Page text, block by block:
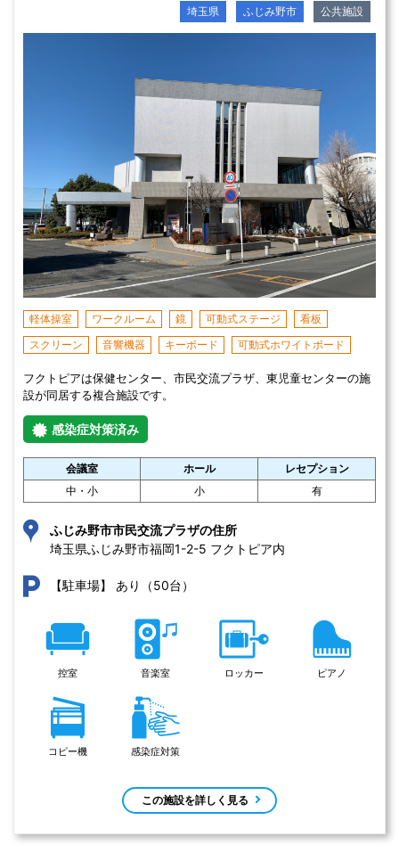
埼玉県 ふじみ野市 公共施設
軽体操室 ワークルーム 鏡 可動式ステージ
看板
スクリーン
音響機器 キーボード 可動式ホワイトボード
フクトピアは保健センター、市民交流プラザ、東児童センターの施
設が同居する複合施設です。
感染症対策済み
会議室 ホール
レセプション
中・小
小 有
ふじみ野市市民交流プラザの住所
埼玉県ふじみ野市福岡1-2-5 フクトピア内
【駐車場】 あり（50台）
控室 音楽室 ロッカー ピアノ
コピー機 感染症対策
この施設を詳しく見る